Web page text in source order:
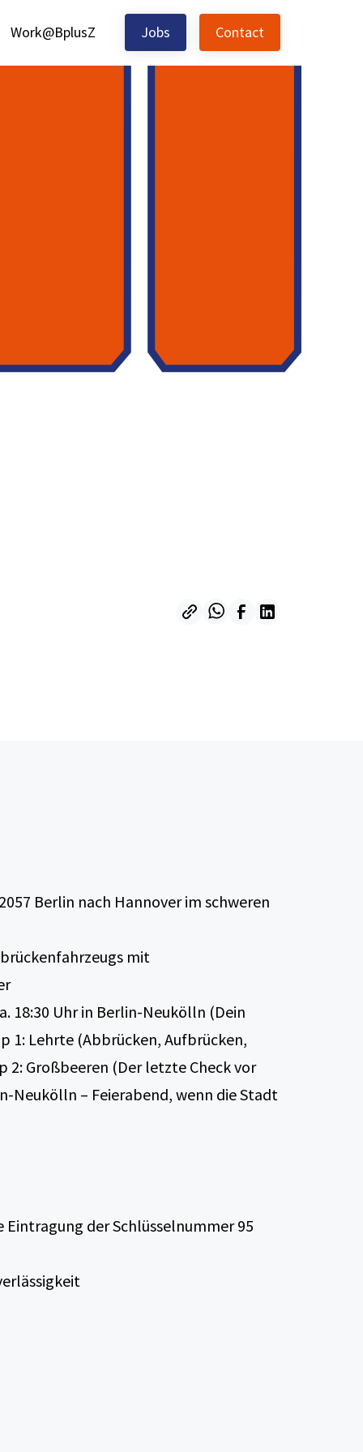
Work@BplusZ Jobs Contact
Berlin nach Hannover im schweren
mit
18:30 Uhr in Berlin-Neukölln (Dein
1: Lehrte (Abbrücken, Aufbrücken,
2: Großbeeren (Der letzte Check vor
Neukölln – Feierabend, wenn die Stadt
Eintragung der Schlüsselnummer 95